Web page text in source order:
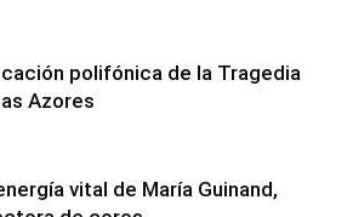
polifónica de la Tragedia
Azores
vital de María Guinand,